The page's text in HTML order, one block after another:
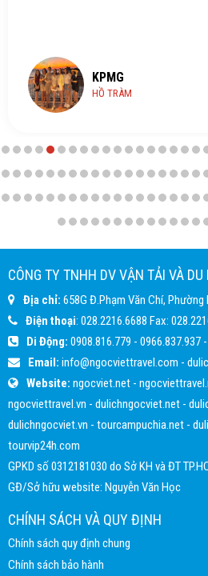
KPMG
HỒ TRÀM
CÔNG TY TNHH DV VẬN TẢI VÀ DU
Địa chỉ: 658G Đ.Phạm Văn Chí, Phường
Điện thoại: 028.2216.6688 Fax:
Di Động: 0908.816.779 - 0966.837.937
Email: info@ngocviettravel.com -
Website: ngocviet.net -
ngocviettravel.vn - dulichngocviet.net -
dulichngocviet.vn - tourcampuchia.net -
tourvip24h.com
GPKD số 0312181030 do Sở KH và ĐT
GĐ/Sở hữu website: Nguyễn Văn Học
CHÍNH SÁCH VÀ QUY ĐỊNH
Chính sách quy định chung
Chính sách bảo hành